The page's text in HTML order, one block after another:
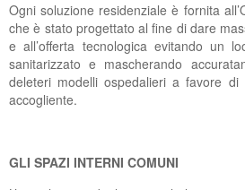
Ogni soluzione residenziale è fornita
che è stato progettato al fine di dare
e all’offerta tecnologica evitando un
sanitarizzato e mascherando
deleteri modelli ospedalieri a favore
accogliente.
GLI SPAZI INTERNI COMUNI